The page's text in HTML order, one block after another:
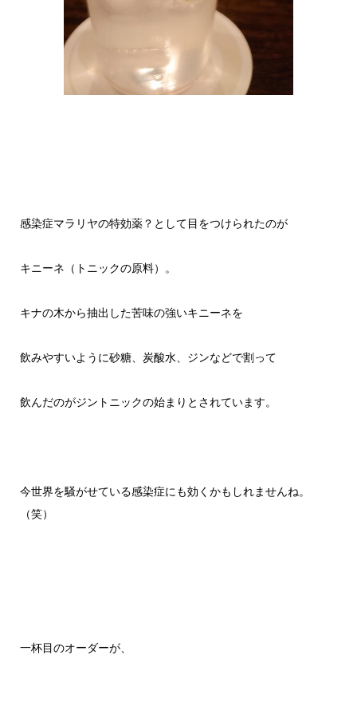
感染症マラリヤの特効薬？として目をつけられたのが
キニーネ（トニックの原料）。
キナの木から抽出した苦味の強いキニーネを
飲みやすいように砂糖、炭酸水、ジンなどで割って
飲んだのがジントニックの始まりとされています。
今世界を騒がせている感染症にも効くかもしれませんね。
（笑）
一杯目のオーダーが、